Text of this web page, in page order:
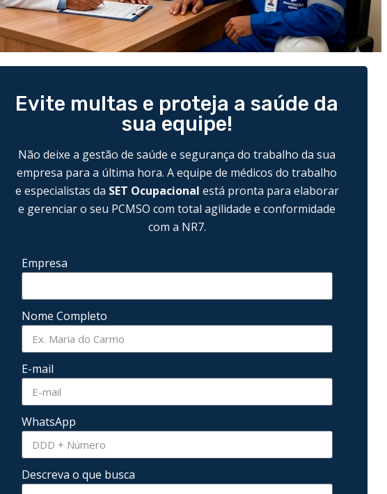
Evite multas e proteja a saúde da
sua equipe!
Não deixe a gestão de saúde e segurança do trabalho da sua
empresa para a última hora. A equipe de médicos do trabalho
e especialistas da SET Ocupacional está pronta para elaborar
e gerenciar o seu PCMSO com total agilidade e conformidade
com a NR7.
Empresa
Nome Completo
E-mail
WhatsApp
Descreva o que busca